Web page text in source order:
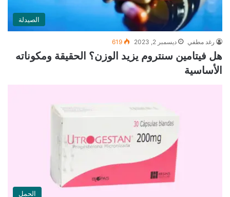
الصيدلة
رغد مطفي ديسمبر 2, 2023 619
هل فيتامين سنتروم يزيد الوزن؟ الحقيقة ومكوناته
الأساسية
الحمل